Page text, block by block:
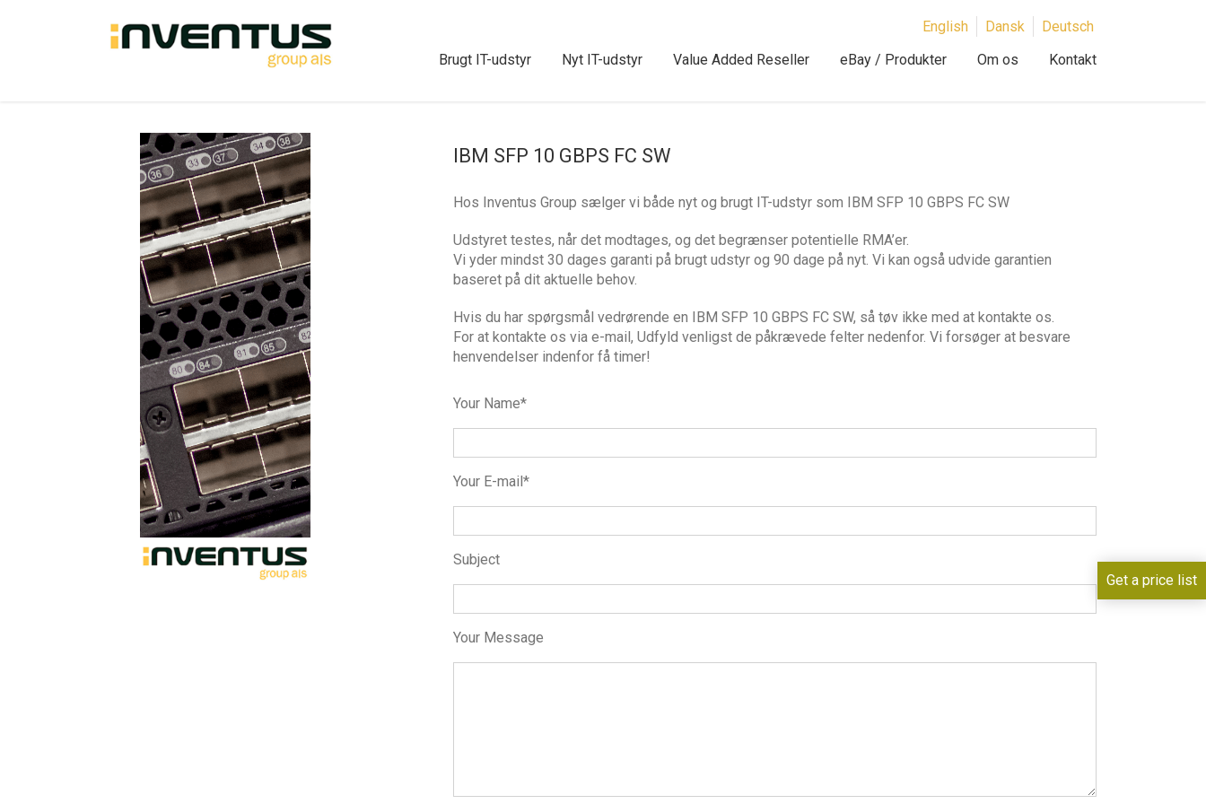
Brugt IT-udstyr Nyt IT-udstyr Value Added Reseller eBay / Produkter Om os Kontakt
English Dansk Deutsch
IBM SFP 10 GBPS FC SW
Hos Inventus Group sælger vi både nyt og brugt IT-udstyr som IBM SFP 10 GBPS FC SW
Udstyret testes, når det modtages, og det begrænser potentielle RMA’er.
Vi yder mindst 30 dages garanti på brugt udstyr og 90 dage på nyt. Vi kan også udvide garantien
baseret på dit aktuelle behov.
Hvis du har spørgsmål vedrørende en IBM SFP 10 GBPS FC SW, så tøv ikke med at kontakte os.
For at kontakte os via e-mail, Udfyld venligst de påkrævede felter nedenfor. Vi forsøger at besvare
henvendelser indenfor få timer!
Your Name*
Your E-mail*
Subject
Your Message
Get a price list